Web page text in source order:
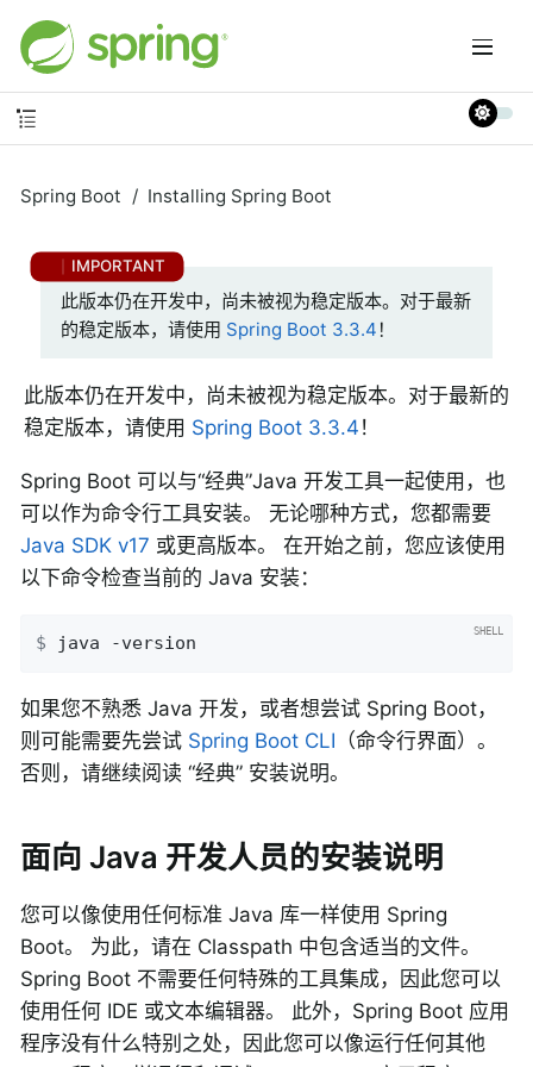
Spring Boot Installing Spring Boot
此版本仍在开发中，尚未被视为稳定版本。对于最新
的稳定版本，请使用 Spring Boot 3.3.4 ！
此版本仍在开发中，尚未被视为稳定版本。对于最新的
稳定版本，请使用 Spring Boot 3.3.4 ！
Spring Boot 可以与“经典”Java 开发工具一起使用，也
可以作为命令行工具安装。 无论哪种方式，您都需要
Java SDK v17 或更高版本。 在开始之前，您应该使用
以下命令检查当前的 Java 安装：
$ java -version
如果您不熟悉 Java 开发，或者想尝试 Spring Boot，
则可能需要先尝试 Spring Boot CLI （命令行界面）。
否则，请继续阅读 “经典” 安装说明。
面向 Java 开发人员的安装说明
您可以像使用任何标准 Java 库一样使用 Spring
Boot。 为此，请在 Classpath 中包含适当的文件。
Spring Boot 不需要任何特殊的工具集成，因此您可以
使用任何 IDE 或文本编辑器。 此外，Spring Boot 应用
程序没有什么特别之处，因此您可以像运行任何其他